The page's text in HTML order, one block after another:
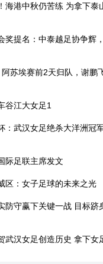
海港中秋仍苦练 为拿下泰
奖提名：中泰越足协争辉
苏埃赛前2天归队，谢鹏
谷江大女足1
：武汉女足绝杀大洋洲冠
际足联主席发文
区：女子足球的未来之光
防守赢下关键一战 目标跻
武汉女足创造历史 拿下女